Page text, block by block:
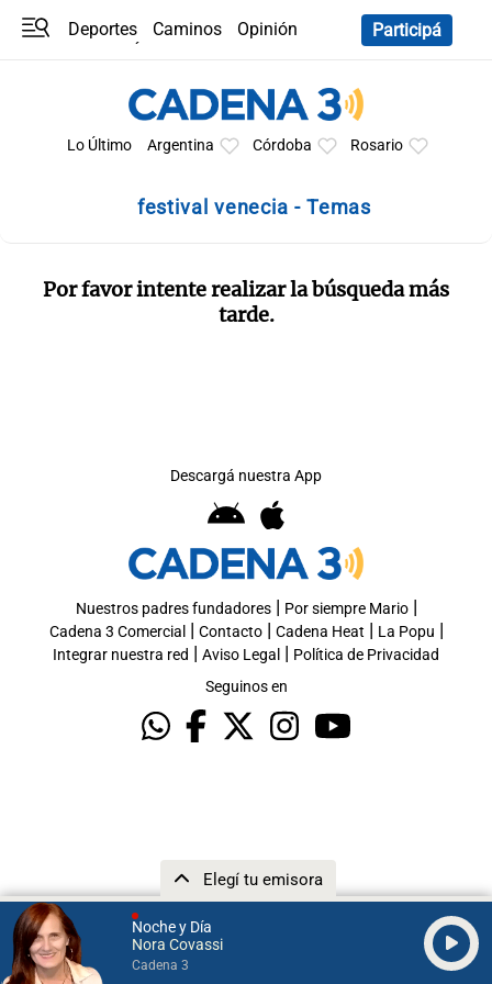
Noche y Día
Nora Covassi
Cadena 3
Elegí tu emisora
Deportes Caminos
Opinión
Participá
Lo Último Argentina Córdoba Rosario
festival venecia - Temas
Por favor intente realizar la búsqueda más
tarde.
Descargá nuestra App
Nuestros padres fundadores| Por siempre Mario|
Cadena 3 Comercial | Contacto| Cadena Heat | La Popu |
Integrar nuestra red | Aviso Legal | Política de Privacidad
Seguinos en